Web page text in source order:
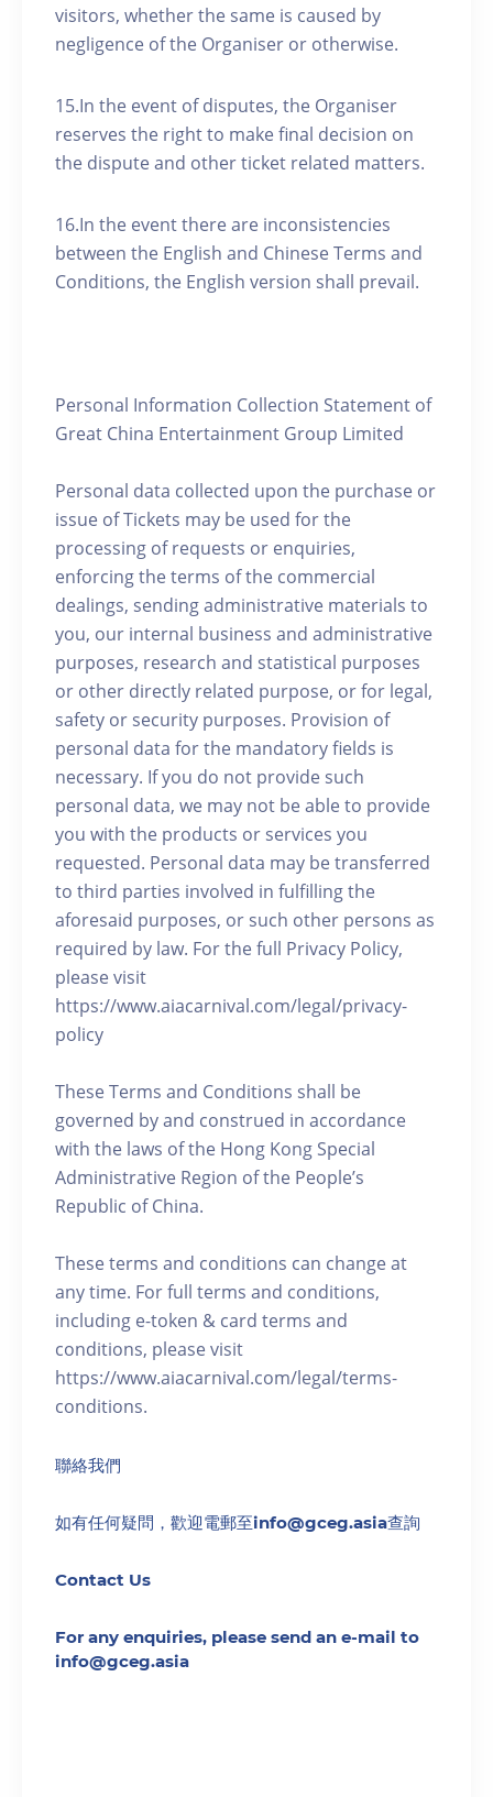
visitors, whether the same is caused by
negligence of the Organiser or otherwise.
15.In the event of disputes, the Organiser
reserves the right to make final decision on
the dispute and other ticket related matters.
16.In the event there are inconsistencies
between the English and Chinese Terms and
Conditions, the English version shall prevail.
Personal Information Collection Statement of
Great China Entertainment Group Limited
Personal data collected upon the purchase or
issue of Tickets may be used for the
processing of requests or enquiries,
enforcing the terms of the commercial
dealings, sending administrative materials to
you, our internal business and administrative
purposes, research and statistical purposes
or other directly related purpose, or for legal,
safety or security purposes. Provision of
personal data for the mandatory fields is
necessary. If you do not provide such
personal data, we may not be able to provide
you with the products or services you
requested. Personal data may be transferred
to third parties involved in fulfilling the
aforesaid purposes, or such other persons as
required by law. For the full Privacy Policy,
please visit
https://www.aiacarnival.com/legal/privacy-
policy
These Terms and Conditions shall be
governed by and construed in accordance
with the laws of the Hong Kong Special
Administrative Region of the People’s
Republic of China.
These terms and conditions can change at
any time. For full terms and conditions,
including e-token & card terms and
conditions, please visit
https://www.aiacarnival.com/legal/terms-
conditions.
聯絡我們
如有任何疑問，歡迎電郵至info@gceg.asia查詢
Contact Us
For any enquiries, please send an e-mail to
info@gceg.asia